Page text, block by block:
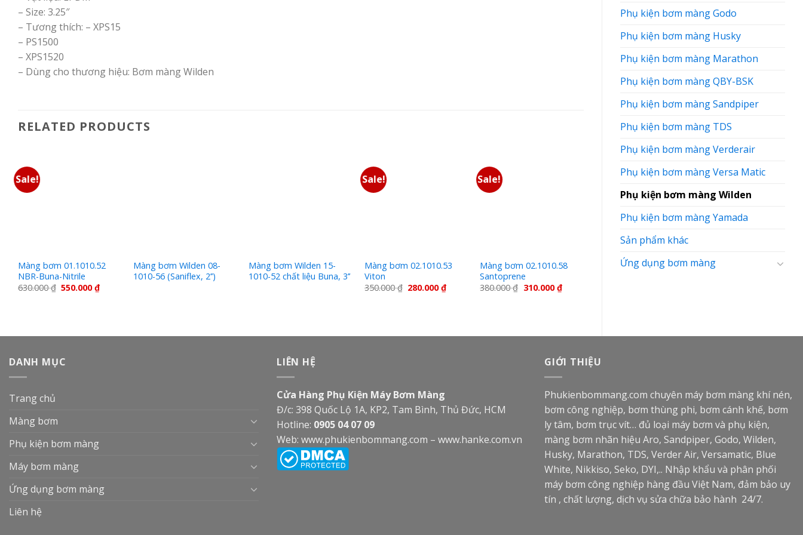
Phụ kiện bơm màng Godo
Phụ kiện bơm màng Husky
Phụ kiện bơm màng Marathon
Phụ kiện bơm màng QBY-BSK
Phụ kiện bơm màng Sandpiper
Phụ kiện bơm màng TDS
Phụ kiện bơm màng Verderair
Phụ kiện bơm màng Versa Matic
Phụ kiện bơm màng Wilden
Phụ kiện bơm màng Yamada
Sản phẩm khác
Ứng dụng bơm màng
– Size: 3.25″
– Tương thích: – XPS15
– PS1500
– XPS1520
– Dùng cho thương hiệu: Bơm màng Wilden
RELATED PRODUCTS
Sale!
Màng bơm 01.1010.52
NBR-Buna-Nitrile
630.000₫ 550.000₫
Màng bơm Wilden 08-
1010-56 (Saniflex, 2’’)
Màng bơm Wilden 15-
1010-52 chất liệu Buna, 3’’
Sale!
Màng bơm 02.1010.53
Viton
350.000₫ 280.000₫
Sale!
Màng bơm 02.1010.58
Santoprene
380.000₫ 310.000₫
Màng bơm Wilden 08-
DANH MỤC
Trang chủ
Màng bơm
Phụ kiện bơm màng
Máy bơm màng
Ứng dụng bơm màng
Liên hệ
LIÊN HỆ
Cửa Hàng Phụ Kiện Máy Bơm Màng
Đ/c: 398 Quốc Lộ 1A, KP2, Tam Bình, Thủ Đức, HCM
Hotline: 0905 04 07 09
Web: www.phukienbommang.com – www.hanke.com.vn
GIỚI THIỆU
Phukienbommang.com chuyên máy bơm màng khí nén,
bơm công nghiệp, bơm thùng phi, bơm cánh khế, bơm
ly tâm, bơm trục vít… đủ loại máy bơm và phụ kiện,
màng bơm nhãn hiệu Aro, Sandpiper, Godo, Wilden,
Husky, Marathon, TDS, Verder Air, Versamatic, Blue
White, Nikkiso, Seko, DYI,.. Nhập khẩu và phân phối
máy bơm công nghiệp hàng đầu Việt Nam, đảm bảo uy
tín , chất lượng, dịch vụ sửa chữa bảo hành 24/7.